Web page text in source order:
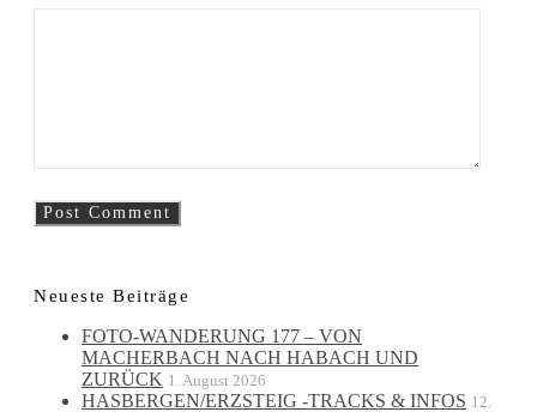
Neueste Beiträge
FOTO-WANDERUNG 177 – VON
MACHERBACH NACH HABACH UND
ZURÜCK 1. August 2026
HASBERGEN/ERZSTEIG -TRACKS & INFOS 12.